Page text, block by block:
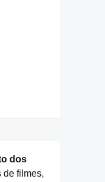
dos
de filmes,